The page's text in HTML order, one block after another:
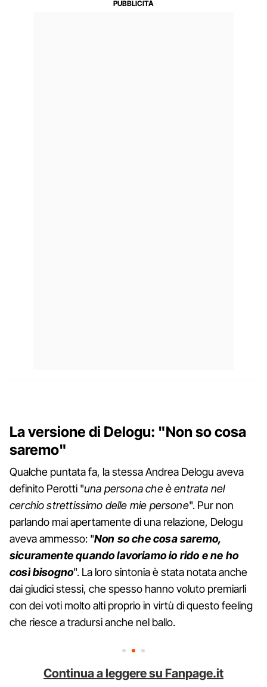
La versione di Delogu: "Non so cosa
saremo"
Qualche puntata fa, la stessa Andrea Delogu aveva
definito Perotti "una persona che è entrata nel
cerchio strettissimo delle mie persone". Pur non
parlando mai apertamente di una relazione, Delogu
aveva ammesso: "Non so che cosa saremo,
sicuramente quando lavoriamo io rido e ne ho
così bisogno". La loro sintonia è stata notata anche
dai giudici stessi, che spesso hanno voluto premiarli
con dei voti molto alti proprio in virtù di questo feeling
che riesce a tradursi anche nel ballo.
Continua a leggere su Fanpage.it